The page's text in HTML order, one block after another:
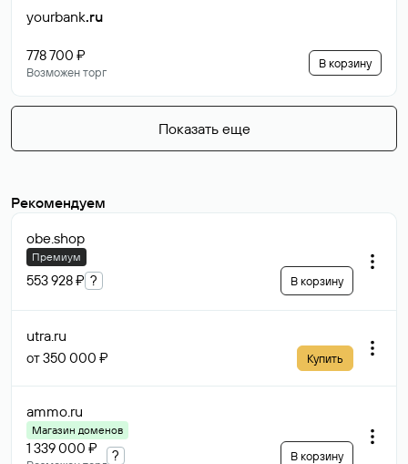
yourbank.ru
778 700 ₽
Возможен торг
В корзину
Показать еще
Рекомендуем
obe.shop
Премиум
553 928 ₽ ? В корзину
utra.ru
от 350 000 ₽ Купить
ammo.ru
Магазин доменов
1 339 000 ₽ ? В корзину